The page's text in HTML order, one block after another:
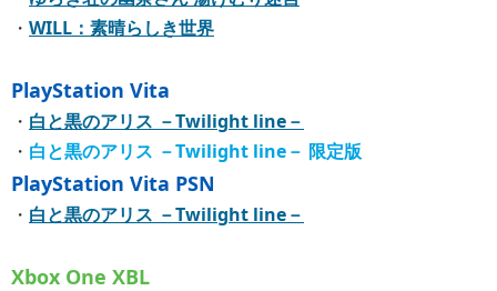
・ WILL：素晴らしき世界
PlayStation Vita
・ 白と黒のアリス －Twilight line－
・ 白と黒のアリス －Twilight line－ 限定版
PlayStation Vita PSN
・ 白と黒のアリス －Twilight line－
Xbox One XBL